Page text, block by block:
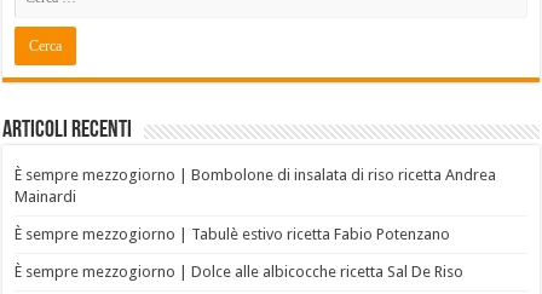
Articoli recenti
È sempre mezzogiorno | Bombolone di insalata di riso ricetta Andrea
Mainardi
È sempre mezzogiorno | Tabulè estivo ricetta Fabio Potenzano
È sempre mezzogiorno | Dolce alle albicocche ricetta Sal De Riso